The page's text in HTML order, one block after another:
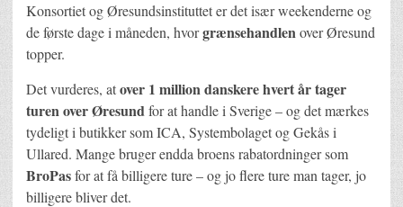
Konsortiet og Øresundsinstituttet er det især weekenderne og
de første dage i måneden, hvorgrænsehandlenover Øresund
topper.
Det vurderes, atover 1 million danskere hvert år tager
turen over Øresundfor at handle i Sverige – og det mærkes
tydeligt i butikker som ICA, Systembolaget og Gekås i
Ullared. Mange bruger endda broens rabatordninger som
BroPasfor at få billigere ture – og jo flere ture man tager, jo
billigere bliver det.